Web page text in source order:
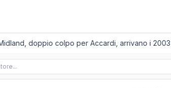
doppio colpo per Accardi, arrivano i 2003